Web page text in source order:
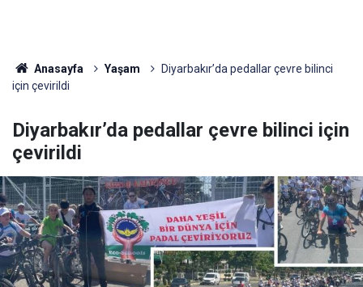
Anasayfa Yaşam
Diyarbakır’da pedallar çevre bilinci
için çevirildi
Diyarbakır’da pedallar çevre bilinci için
çevirildi